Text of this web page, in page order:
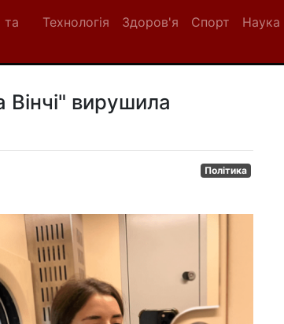
та
Технологія Здоров'я Спорт Наука
вирушила
Політика